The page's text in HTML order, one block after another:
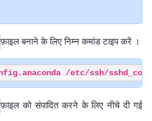
फ़ाइल बनाने के लिए निम्न कमांड टाइप करें ।
फ़ाइल को संपादित करने के लिए नीचे दी गई